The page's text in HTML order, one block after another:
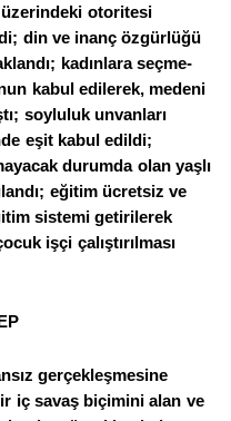
üzerindeki otoritesi
din ve inanç özgürlüğü
kadınlara seçme-
kabul edilerek, medeni
soyluluk unvanları
eşit kabul edildi;
durumda olan yaşlı
eğitim ücretsiz ve
sistemi getirilerek
işçi çalıştırılması
gerçekleşmesine
iç savaş biçimini alan ve